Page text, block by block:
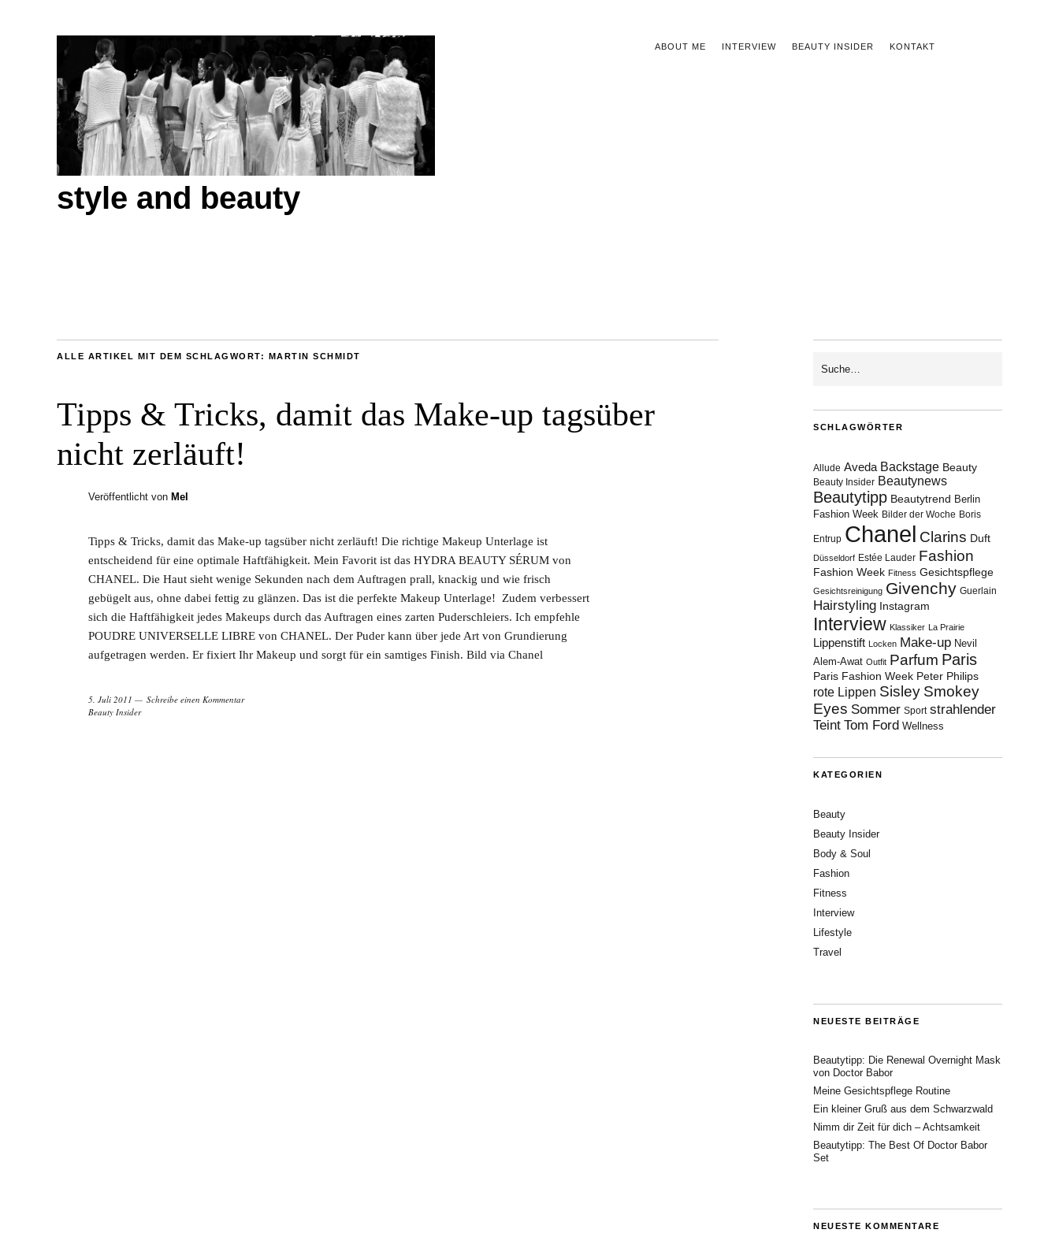
ABOUT ME INTERVIEW BEAUTY INSIDER KONTAKT
style and beauty
ALLE ARTIKEL MIT DEM SCHLAGWORT: MARTIN SCHMIDT
Tipps & Tricks, damit das Make-up tagsüber
nicht zerläuft!
Veröffentlicht von Mel
Tipps & Tricks, damit das Make-up tagsüber nicht zerläuft! Die richtige Makeup Unterlage ist
entscheidend für eine optimale Haftfähigkeit. Mein Favorit ist das HYDRA BEAUTY SÉRUM von
CHANEL. Die Haut sieht wenige Sekunden nach dem Auftragen prall, knackig und wie frisch
gebügelt aus, ohne dabei fettig zu glänzen. Das ist die perfekte Makeup Unterlage! Zudem verbessert
sich die Haftfähigkeit jedes Makeups durch das Auftragen eines zarten Puderschleiers. Ich empfehle
POUDRE UNIVERSELLE LIBRE von CHANEL. Der Puder kann über jede Art von Grundierung
aufgetragen werden. Er fixiert Ihr Makeup und sorgt für ein samtiges Finish. Bild via Chanel
5. Juli 2011
Schreibe einen Kommentar
Beauty Insider
SCHLAGWÖRTER
Allude Aveda Backstage Beauty
Beauty Insider Beautynews
Beautytipp Beautytrend Berlin
Fashion Week Bilder der Woche Boris
Entrup Chanel Clarins Duft
Düsseldorf Estée Lauder Fashion
Fashion Week Fitness Gesichtspflege
Gesichtsreinigung Givenchy Guerlain
Hairstyling Instagram
Interview Klassiker La Prairie
Lippenstift Locken Make-up Nevil
Alem-Awat Outfit Parfum Paris
Paris Fashion Week Peter Philips
rote Lippen Sisley Smokey
Eyes Sommer Sport strahlender
Teint Tom Ford Wellness
KATEGORIEN
Beauty
Beauty Insider
Body & Soul
Fashion
Fitness
Interview
Lifestyle
Travel
NEUESTE BEITRÄGE
Beautytipp: Die Renewal Overnight Mask
von Doctor Babor
Meine Gesichtspflege Routine
Ein kleiner Gruß aus dem Schwarzwald
Nimm dir Zeit für dich – Achtsamkeit
Beautytipp: The Best Of Doctor Babor
Set
NEUESTE KOMMENTARE